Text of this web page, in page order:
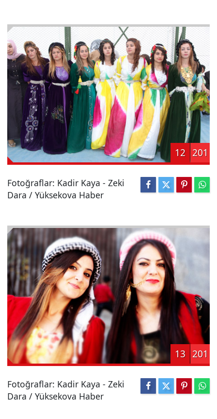
12 201
Fotoğraflar: Kadir Kaya - Zeki
Dara / Yüksekova Haber
13 201
Fotoğraflar: Kadir Kaya - Zeki
Dara / Yüksekova Haber